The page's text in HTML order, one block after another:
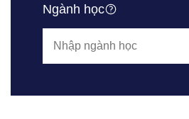
Ngành học